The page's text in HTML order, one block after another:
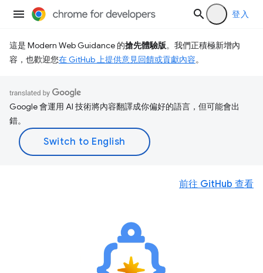
登入
這是 Modern Web Guidance 的搶先體驗版。我們正積極新增內
容，也歡迎您在 GitHub 上提供意見回饋或貢獻內容。
Google 會運用 AI 技術將內容翻譯成你偏好的語言，但可能會出
錯。
前往 GitHub 查看